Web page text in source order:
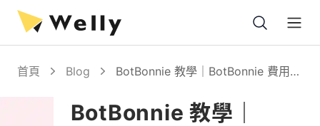
首頁 Blog
BotBonnie 教學｜BotBonnie 費用與
BotBonnie 教學｜